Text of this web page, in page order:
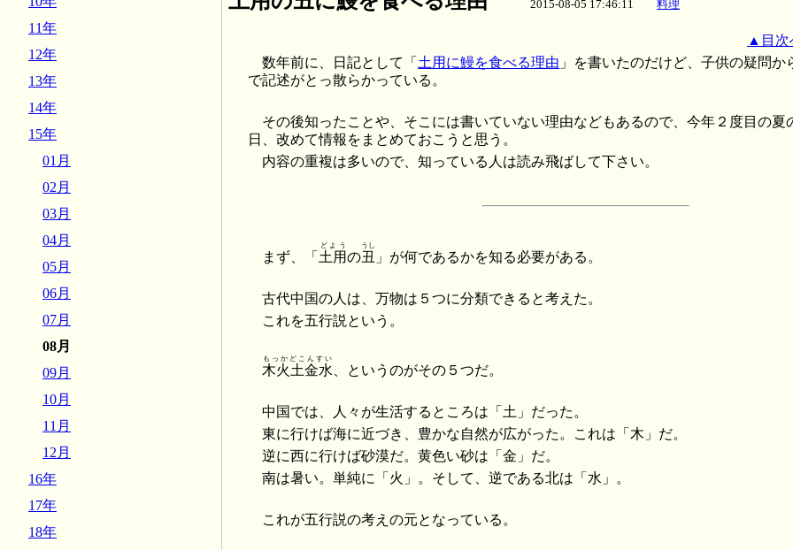
2015-08-05 17:46:11 料理
▲目次
数年前に、日記として「 土用に鰻を食べる理由 」を書いたのだけど、子供の疑問
で記述がとっ散らかっている。
その後知ったことや、そこには書いていない理由などもあるので、今年２度目の夏
日、改めて情報をまとめておこうと思う。
内容の重複は多いので、知っている人は読み飛ばして下さい。
まず、「 土用
どよう
の丑
うし
」が何であるかを知る必要がある。
古代中国の人は、万物は５つに分類できると考えた。
これを五行説という。
木火土金水
もっかどこんすい
、というのがその５つだ。
中国では、人々が生活するところは「土」だった。
東に行けば海に近づき、豊かな自然が広がった。これは「木」だ。
逆に西に行けば砂漠だ。黄色い砂は「金」だ。
南は暑い。単純に「火」。そして、逆である北は「水」。
これが五行説の考えの元となっている。
11年
12年
13年
14年
15年
01月
02月
03月
04月
05月
06月
07月
08月
09月
10月
11月
12月
16年
17年
18年